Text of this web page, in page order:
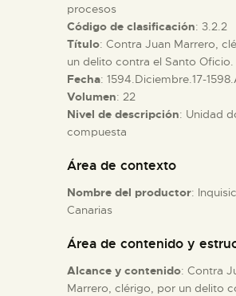
█
EL MUSEO
COLECCIONES
procesos
Código de clasificación: 3.2.2
Título: Contra Juan Marrero,
un delito contra el Santo Oficio.
Fecha: 1594.Diciembre.17-
Volumen: 22
Nivel de descripción: Unidad
compuesta
Área de contexto
Nombre del productor:
Canarias
Área de contenido y
Alcance y contenido: Contra
Marrero, clérigo, por un delito